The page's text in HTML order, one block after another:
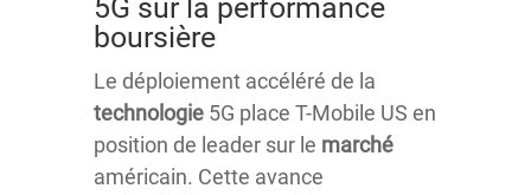
5G sur la performance
boursière
Le déploiement accéléré de la
technologie 5G place T-Mobile US en
position de leader sur le marché
américain. Cette avance